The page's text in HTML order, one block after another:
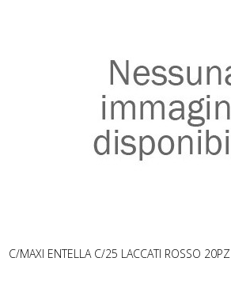
C/MAXI ENTELLA C/25 LACCATI ROSSO 20PZ